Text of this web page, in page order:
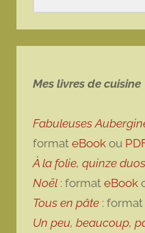
Mes livres de cuisine
Fabuleuses
format eBook ou
À la folie, quinze
Noël : format eBook
Tous en pâte : format
Un peu, beaucoup,